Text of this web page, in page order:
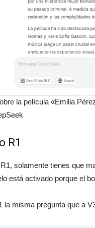
la película «Emilia
R1
solamente tienes que
está activado porque el
la misma pregunta que a